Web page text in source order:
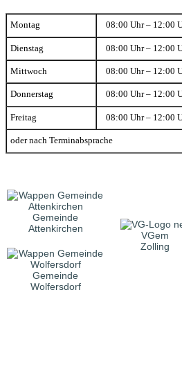
Montag 08:00 Uhr – 12:00
Dienstag 08:00 Uhr – 12:00
Mittwoch 08:00 Uhr – 12:00
Donnerstag 08:00 Uhr – 12:00
Freitag 08:00 Uhr – 12:00
oder nach Terminabsprache
Gemeinde
Attenkirchen
VGem
Zolling
Gemeinde
Wolfersdorf